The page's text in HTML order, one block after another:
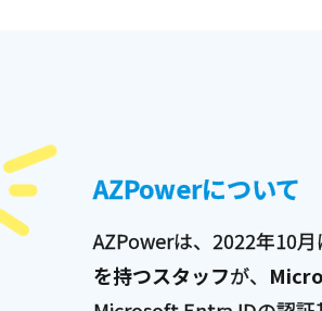
AZPowerについて
AZPowerは、2022年10月
を持つスタッフが、